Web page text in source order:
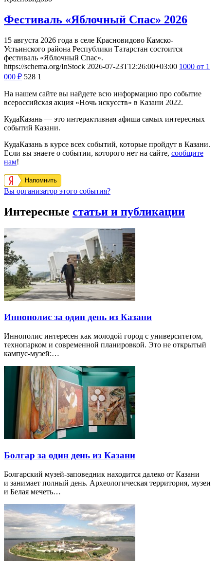
Фестиваль «Яблочный Спас» 2026
15 августа 2026 года в селе Красновидово Камско-
Устьинского района Республики Татарстан состоится
фестиваль «Яблочный Спас».
https://schema.org/InStock 2026-07-23T12:26:00+03:00 1000 от 1
000 ₽ 528 1
На нашем сайте вы найдете всю информацию про событие
всероссийская акция «Ночь искусств» в Казани 2022.
КудаКазань — это интерактивная афиша самых интересных
событий Казани.
КудаКазань в курсе всех событий, которые пройдут в Казани.
Если вы знаете о событии, которого нет на сайте, сообщите
нам!
Напомнить
Вы организатор этого события?
Интересные статьи и публикации
Иннополис за один день из Казани
Иннополис интересен как молодой город с университетом,
технопарком и современной планировкой. Это не открытый
кампус-музей:…
Болгар за один день из Казани
Болгарский музей-заповедник находится далеко от Казани
и занимает полный день. Археологическая территория, музеи
и Белая мечеть…